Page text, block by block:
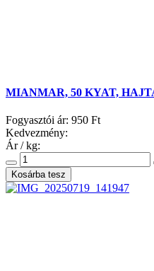
MIANMAR, 50 KYAT,
Fogyasztói ár: 950 Ft
Kedvezmény:
Ár / kg: